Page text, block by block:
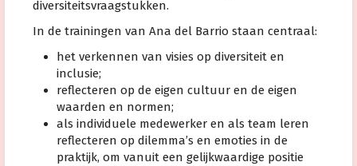
diversiteitsvraagstukken.
In de trainingen van Ana del Barrio staan centraal:
het verkennen van visies op diversiteit en
inclusie;
reflecteren op de eigen cultuur en de eigen
waarden en normen;
als individuele medewerker en als team leren
reflecteren op dilemma’s en emoties in de
praktijk, om vanuit een gelijkwaardige positie